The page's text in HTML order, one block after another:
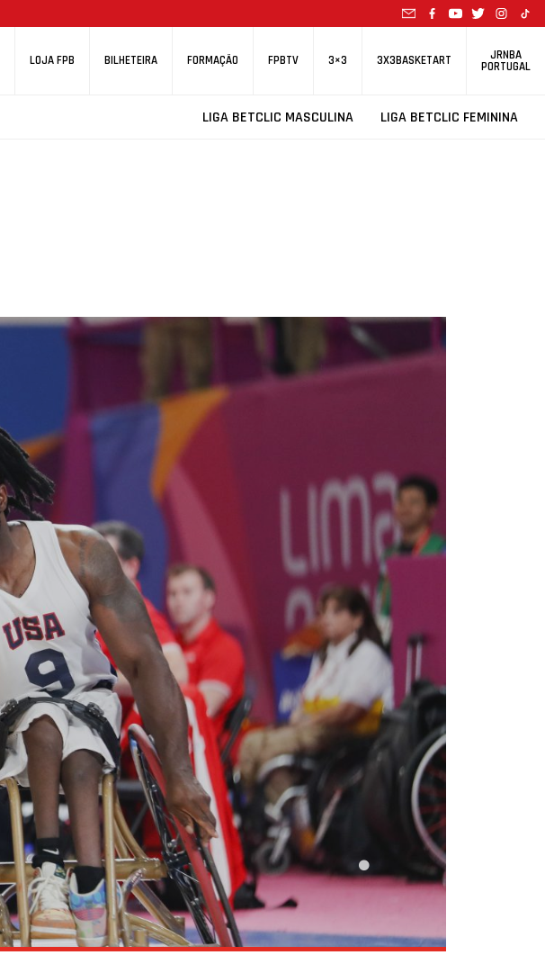
LOJA FPB BILHETEIRA FORMAÇÃO FPBTV 3×3 3X3BASKETART JRNBA
PORTUGAL
LIGA BETCLIC MASCULINA LIGA BETCLIC FEMININA